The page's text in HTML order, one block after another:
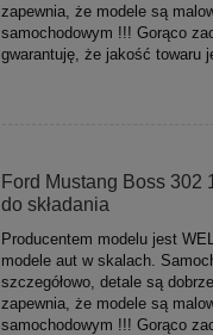
zapewnia, że modele są
samochodowym !!! Gorąco
gwarantuję, że jakość towaru
Ford Mustang Boss 302
do składania
Producentem modelu jest
modele aut w skalach.
szczegółowo, detale są
zapewnia, że modele są
samochodowym !!! Gorąco